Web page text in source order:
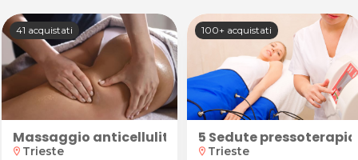
vino/birra o apericena da El Bibiez a Trieste
41 acquistati
Massaggio anticellulite
location_on Trieste
100+ acquistati
5 Sedute
location_on Trieste